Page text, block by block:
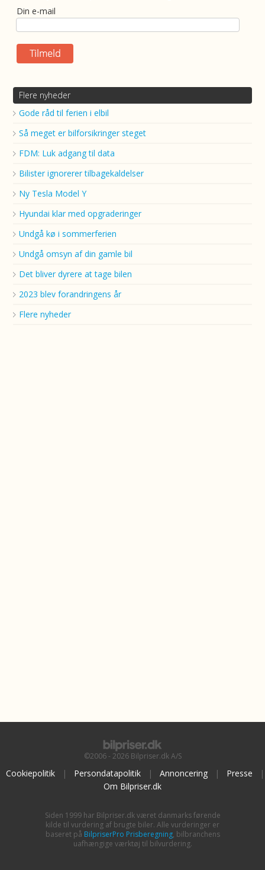
Din e-mail
Flere nyheder
Gode råd til ferien i elbil
Så meget er bilforsikringer steget
FDM: Luk adgang til data
Bilister ignorerer tilbagekaldelser
Ny Tesla Model Y
Hyundai klar med opgraderinger
Undgå kø i sommerferien
Undgå omsyn af din gamle bil
Det bliver dyrere at tage bilen
2023 blev forandringens år
Flere nyheder
©2006 - 2026 Bilpriser.dk A/S
Cookiepolitik | Persondatapolitik | Annoncering | Presse
|
Om Bilpriser.dk
Siden 1999 har Bilpriser.dk været danmarks førende
kilde til vurdering af brugte biler. Alle vurderinger er
baseret på BilpriserPro Prisberegning, bilbranchens
uafhængige værktøj til bilvurdering.